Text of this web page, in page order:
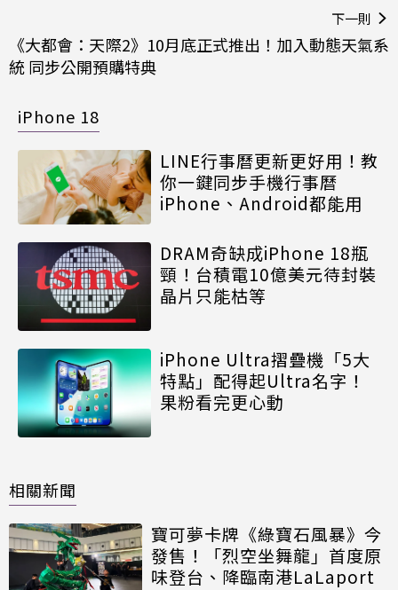
下一則
《大都會：天際2》10月底正式推出！加入動態天氣系
統 同步公開預購特典
iPhone 18
LINE行事曆更新更好用！教
你一鍵同步手機行事曆
iPhone、Android都能用
DRAM奇缺成iPhone 18瓶
頸！台積電10億美元待封裝
晶片只能枯等
iPhone Ultra摺疊機「5大
特點」配得起Ultra名字！
果粉看完更心動
相關新聞
寶可夢卡牌《綠寶石風暴》今
發售！「烈空坐舞龍」首度原
味登台、降臨南港LaLaport